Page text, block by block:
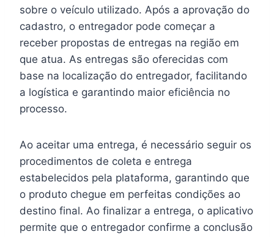
sobre o veículo utilizado. Após a aprovação do
cadastro, o entregador pode começar a
receber propostas de entregas na região em
que atua. As entregas são oferecidas com
base na localização do entregador, facilitando
a logística e garantindo maior eficiência no
processo.
Ao aceitar uma entrega, é necessário seguir os
procedimentos de coleta e entrega
estabelecidos pela plataforma, garantindo que
o produto chegue em perfeitas condições ao
destino final. Ao finalizar a entrega, o aplicativo
permite que o entregador confirme a conclusão